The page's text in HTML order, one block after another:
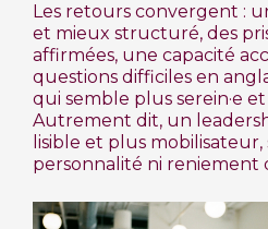
Les retours convergent :
et mieux structuré, des
affirmées, une capacité
questions difficiles en
qui semble plus serein·e
Autrement dit, un
lisible et plus
personnalité ni reniement